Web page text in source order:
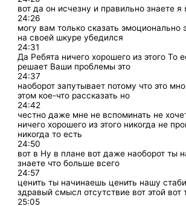
вот да он исчезну и правильно знаете я
24:26
могу вам только сказать эмоционально
на своей шкуре убедился
24:31
Да Ребята ничего хорошего из этого То
решает Ваши проблемы это
24:37
наоборот запутывает потому что это
этом кое-что рассказать но
24:42
честно даже мне не вспоминать не
ничего хорошего из этого никогда не
никогда то есть
24:50
вот в Ну в плане вот даже наоборот ты
знаете что больше всего
24:57
ценить ты начинаешь ценить нашу
здравый смысл отсутствие вот этой вот
25:05